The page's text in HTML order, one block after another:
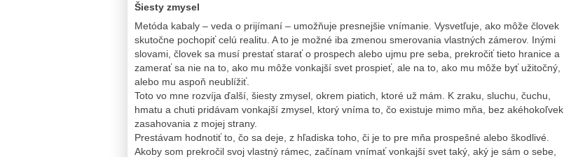
Šiesty zmysel
Metóda kabaly – veda o prijímaní – umožňuje presnejšie vnímanie. Vysvetľuje, ako môže človek
skutočne pochopiť celú realitu. A to je možné iba zmenou smerovania vlastných zámerov. Inými
slovami, človek sa musí prestať starať o prospech alebo ujmu pre seba, prekročiť tieto hranice a
zamerať sa nie na to, ako mu môže vonkajší svet prospieť, ale na to, ako mu môže byť užitočný,
alebo mu aspoň neublížiť.
Toto vo mne rozvíja ďalší, šiesty zmysel, okrem piatich, ktoré už mám. K zraku, sluchu, čuchu,
hmatu a chuti pridávam vonkajší zmysel, ktorý vníma to, čo existuje mimo mňa, bez akéhokoľvek
zasahovania z mojej strany.
Prestávam hodnotiť to, čo sa deje, z hľadiska toho, či je to pre mňa prospešné alebo škodlivé.
Akoby som prekročil svoj vlastný rámec, začínam vnímať vonkajší svet taký, aký je sám o sebe,